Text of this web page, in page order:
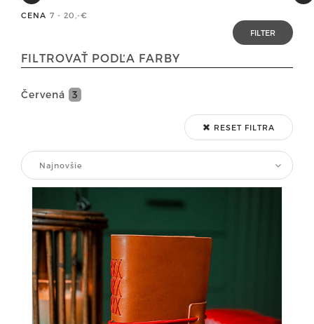
CENA 7 - 20 ,-€
FILTROVAŤ PODĽA FARBY
Červená 3
RESET FILTRA
Najnovšie